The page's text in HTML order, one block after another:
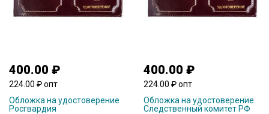
400.00 ₽
224.00 ₽ опт
Обложка на удостоверение
Росгвардия
400.00 ₽
224.00 ₽ опт
Обложка на удостоверение
Следственный комитет РФ